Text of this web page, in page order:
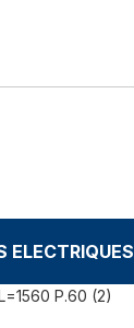
ELECTRIQUES
P.60 (2)